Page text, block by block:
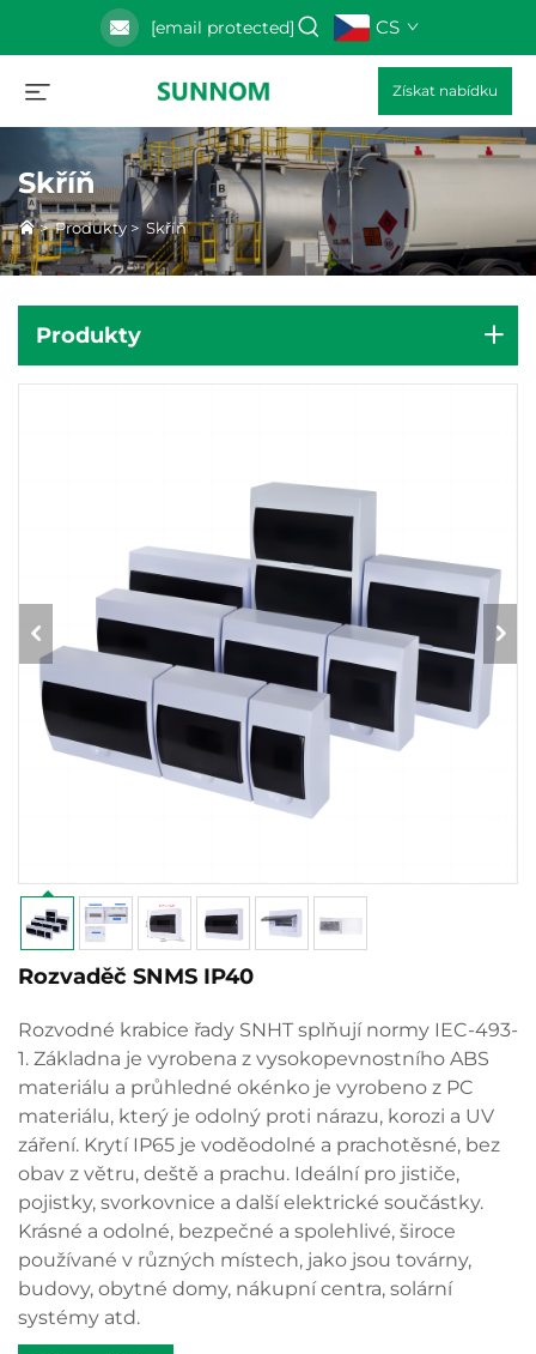
[email protected] CS
Získat nabídku
Skříň
>Produkty >Skříň
Produkty
Rozvaděč SNMS IP40
Rozvodné krabice řady SNHT splňují normy IEC-493-
1. Základna je vyrobena z vysokopevnostního ABS
materiálu a průhledné okénko je vyrobeno z PC
materiálu, který je odolný proti nárazu, korozi a UV
záření. Krytí IP65 je voděodolné a prachotěsné, bez
obav z větru, deště a prachu. Ideální pro jističe,
pojistky, svorkovnice a další elektrické součástky.
Krásné a odolné, bezpečné a spolehlivé, široce
používané v různých místech, jako jsou továrny,
budovy, obytné domy, nákupní centra, solární
systémy atd.